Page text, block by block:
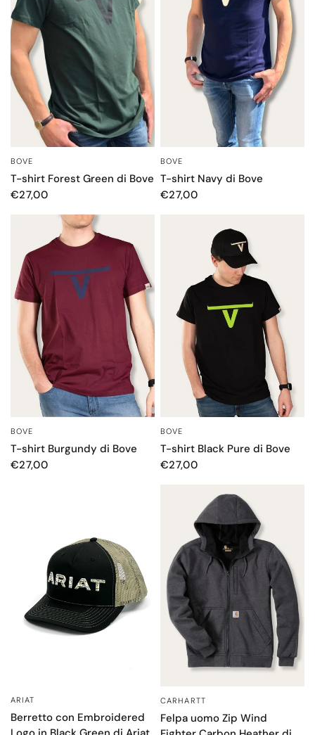
BOVE
T-shirt Forest Green di Bove
€27,00
BOVE
T-shirt Navy di Bove
€27,00
BOVE
T-shirt Burgundy di Bove
€27,00
BOVE
T-shirt Black Pure di Bove
€27,00
ARIAT
Berretto con Embroidered
OCCHIATA VELOCE
CARHARTT
Felpa uomo Zip Wind